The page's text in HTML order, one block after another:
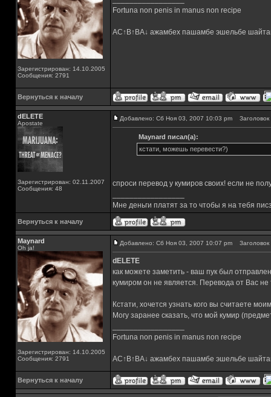
Зарегистрирован: 14.10.2005
Сообщения: 2791
Fortuna non penis in manus non recipe
AC↑B↑BA↓ ажамбех пашамбе эшельбе
Вернуться к началу
dELETE
Apostate
Зарегистрирован: 02.11.2007
Сообщения: 48
Добавлено: Сб Ноя 03, 2007 10:03 pm
Maynard писал(а):
кстати, можешь перевести?)
спроси перевод у кумиров своих! если не
Мне деньги платят за то чтобы я на тебя
Вернуться к началу
Maynard
Oh ja!
Зарегистрирован: 14.10.2005
Сообщения: 2791
Добавлено: Сб Ноя 03, 2007 10:07 pm
dELETE
как можете заметить - ваш пук был
кумиром он не является. Перевода от Вас не
Кстати, хочется узнать кого вы считаете
Могу заранее сказать, что мой кумир
Fortuna non penis in manus non recipe
AC↑B↑BA↓ ажамбех пашамбе эшельбе
Вернуться к началу